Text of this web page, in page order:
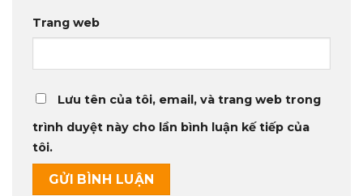
Trang web
Lưu tên của tôi, email, và trang web trong
trình duyệt này cho lần bình luận kế tiếp của
tôi.